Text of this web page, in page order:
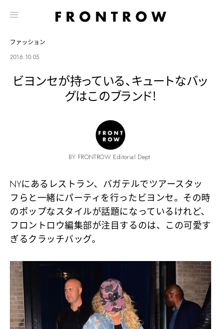
ファッション
2016.10.05
ビヨンセが持っている、キュートなバッ
グはこのブランド!
BY FRONTROW Editorial Dept.
NYにあるレストラン、バガテルでツアースタッ
フらと一緒にパーティを行ったビヨンセ。その時
のポップなスタイルが話題になっているけれど、
フロントロウ編集部が注目するのは、この可愛す
ぎるクラッチバッグ。